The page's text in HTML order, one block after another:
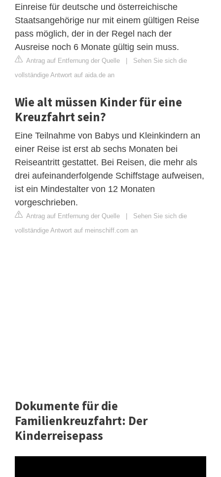
Einreise für deutsche und österreichische
Staatsangehörige nur mit einem gültigen Reise
pass möglich, der in der Regel nach der
Ausreise noch 6 Monate gültig sein muss.
Antrag auf Entfernung der Quelle
Sehen Sie sich die
vollständige Antwort auf aida.de an
Wie alt müssen Kinder für eine
Kreuzfahrt sein?
Eine Teilnahme von Babys und Kleinkindern an
einer Reise ist erst ab sechs Monaten bei
Reiseantritt gestattet. Bei Reisen, die mehr als
drei aufeinanderfolgende Schiffstage aufweisen,
ist ein Mindestalter von 12 Monaten
vorgeschrieben.
Antrag auf Entfernung der Quelle
Sehen Sie sich die
vollständige Antwort auf meinschiff.com an
Dokumente für die
Familienkreuzfahrt: Der
Kinderreisepass